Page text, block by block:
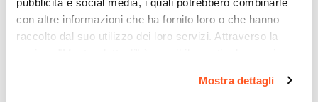
con altre informazioni che ha fornito loro o che hanno
raccolto dal suo utilizzo dei loro servizi. Attraverso la
sezione "Mostra dettagli" è possibile gestire le proprie
momento. Per maggiori informazioni si invita a leggere la
Mostra dettagli
adatti per ambienti o utilizzi commerciali.
Colore Struttura
Bianco